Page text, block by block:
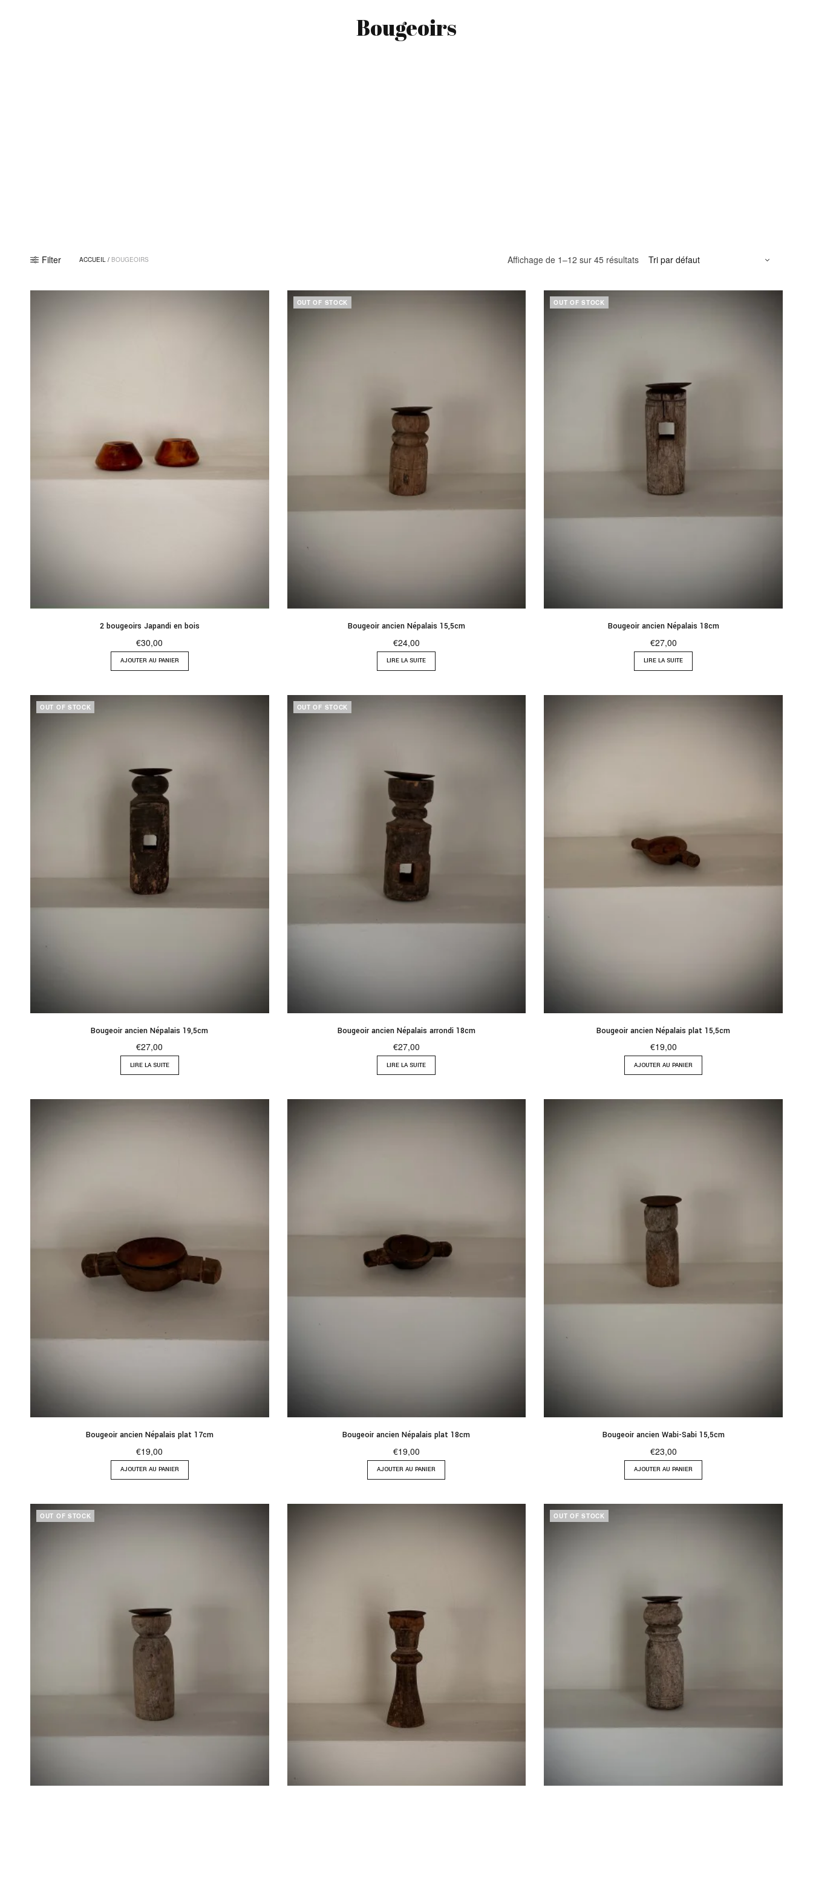
Bougeoirs
Filter ACCUEIL / BOUGEOIRS Affichage de 1–12 sur 45 résultats
2 bougeoirs Japandi en bois
€30,00
AJOUTER AU PANIER
OUT OF STOCK
Bougeoir ancien Népalais 15,5cm
€24,00
LIRE LA SUITE
OUT OF STOCK
Bougeoir ancien Népalais 18cm
€27,00
LIRE LA SUITE
OUT OF STOCK
Bougeoir ancien Népalais 19,5cm
€27,00
LIRE LA SUITE
OUT OF STOCK
Bougeoir ancien Népalais arrondi 18cm
€27,00
LIRE LA SUITE
Bougeoir ancien Népalais plat 15,5cm
€19,00
AJOUTER AU PANIER
Bougeoir ancien Népalais plat 17cm
€19,00
AJOUTER AU PANIER
Bougeoir ancien Népalais plat 18cm
€19,00
AJOUTER AU PANIER
Bougeoir ancien Wabi-Sabi 15,5cm
€23,00
AJOUTER AU PANIER
OUT OF STOCK OUT OF STOCK